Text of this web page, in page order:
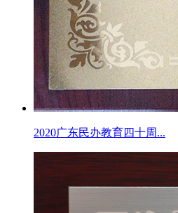
2020广东民办教育四十周...